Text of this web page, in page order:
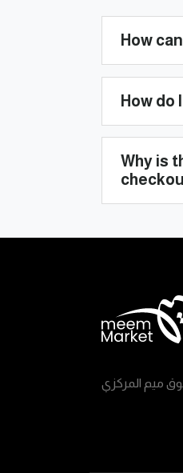
How
How do
Why is
ميم المركزي